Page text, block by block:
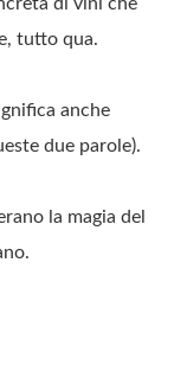
di vini che
tutto qua.
anche
due parole).
la magia del